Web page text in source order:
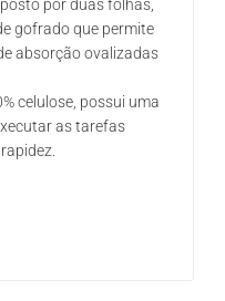
por duas folhas,
gofrado que permite
absorção ovalizadas
celulose, possui uma
as tarefas